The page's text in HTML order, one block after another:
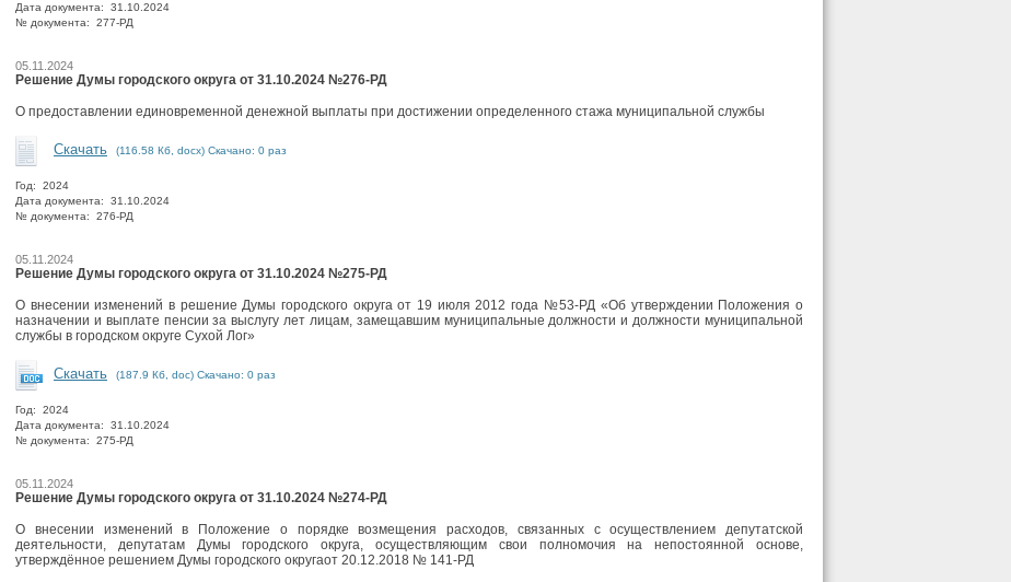
Дата документа: 31.10.2024
№ документа: 277-РД
05.11.2024
Решение Думы городского округа от 31.10.2024 №276-РД
О предоставлении единовременной денежной выплаты при достижении определенного стажа муниципальной службы
Скачать (116.58 Кб, docx) Скачано: 0 раз
Год: 2024
Дата документа: 31.10.2024
№ документа: 276-РД
05.11.2024
Решение Думы городского округа от 31.10.2024 №275-РД
О внесении изменений в решение Думы городского округа от 19 июля 2012 года №53-РД «Об утверждении Положения о
назначении и выплате пенсии за выслугу лет лицам, замещавшим муниципальные должности и должности муниципальной
службы в городском округе Сухой Лог»
Скачать (187.9 Кб, doc) Скачано: 0 раз
Год: 2024
Дата документа: 31.10.2024
№ документа: 275-РД
05.11.2024
Решение Думы городского округа от 31.10.2024 №274-РД
О внесении изменений в Положение о порядке возмещения расходов, связанных с осуществлением депутатской
деятельности, депутатам Думы городского округа, осуществляющим свои полномочия на непостоянной основе,
утверждённое решением Думы городского округаот 20.12.2018 № 141-РД